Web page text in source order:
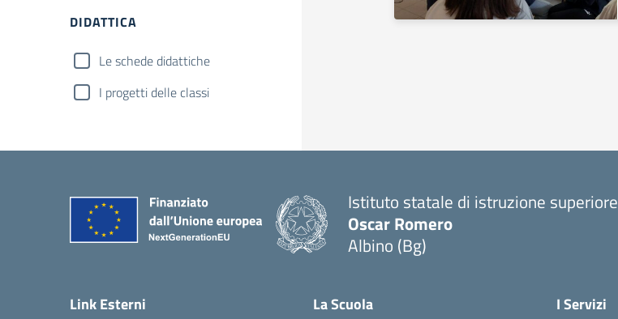
DIDATTICA
Le schede didattiche
I progetti delle classi
Istituto statale di istruzione superiore
Oscar Romero
Albino (Bg)
Link Esterni La Scuola I Servizi